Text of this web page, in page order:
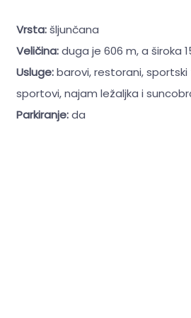
Vrsta:šljunčana
Veličina:duga je 606 m, a široka
Usluge:barovi, restorani,
sportovi, najam ležaljka i
Parkiranje:da